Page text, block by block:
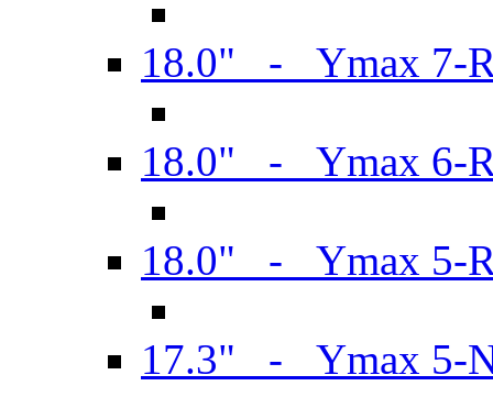
18.0" - Ymax 7-
18.0" - Ymax 6-
18.0" - Ymax 5-
17.3" - Ymax 5-